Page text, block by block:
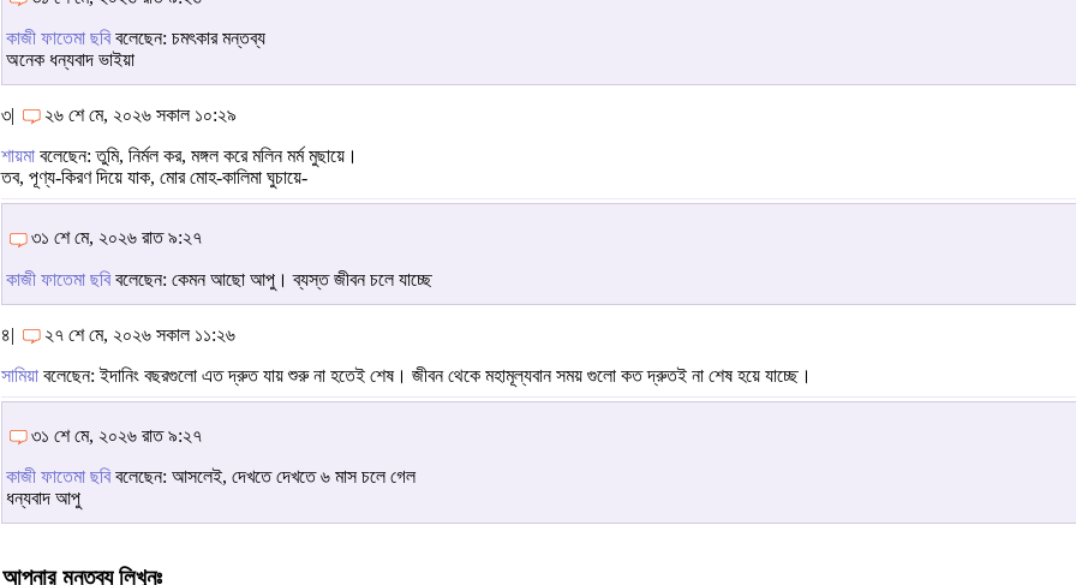
কাজী ফাতেমা ছবিবলেছেন: চমৎকার মন্তব্য
অনেক ধন্যবাদ ভাইয়া
৩| ২৬ শে মে, ২০২৬ সকাল ১০:২৯
শায়মা বলেছেন: তুমি, নির্মল কর, মঙ্গল করে মলিন মর্ম মুছায়ে।
তব, পূণ্য-কিরণ দিয়ে যাক, মোর মোহ-কালিমা ঘুচায়ে-
৩১ শে মে, ২০২৬ রাত ৯:২৭
কাজী ফাতেমা ছবিবলেছেন: কেমন আছো আপু। ব্যস্ত জীবন চলে যাচ্ছে
৪| ২৭ শে মে, ২০২৬ সকাল ১১:২৬
সামিয়া বলেছেন: ইদানিং বছরগুলো এত দ্রুত যায় শুরু না হতেই শেষ। জীবন থেকে মহামূল্যবান সময় গুলো কত দ্রুতই না শেষ হয়ে যাচ্ছে।
৩১ শে মে, ২০২৬ রাত ৯:২৭
কাজী ফাতেমা ছবিবলেছেন: আসলেই, দেখতে দেখতে ৬ মাস চলে গেল
ধন্যবাদ আপু
আপনার মন্তব্য লিখুনঃ